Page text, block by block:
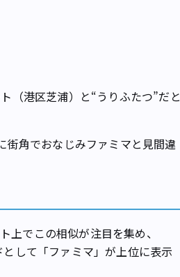
（港区芝浦）と“うりふたつ”だと
角でおなじみファミマと見間違
でこの相似が注目を集め、
して「ファミマ」が上位に表示